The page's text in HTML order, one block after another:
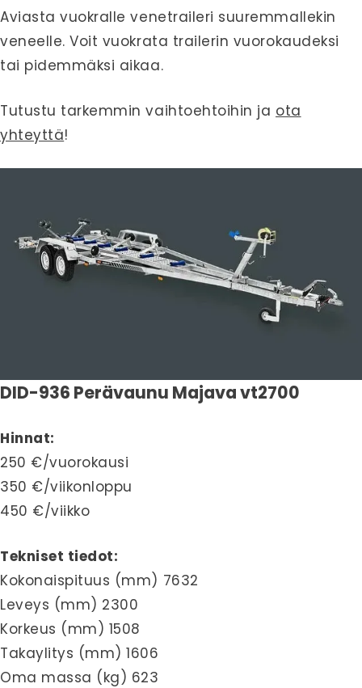
Aviasta vuokralle venetraileri suuremmallekin
veneelle. Voit vuokrata trailerin vuorokaudeksi
tai pidemmäksi aikaa.
Tutustu tarkemmin vaihtoehtoihin ja ota
yhteyttä!
DID-936 Perävaunu Majava vt2700
Hinnat:
250 €/vuorokausi
350 €/viikonloppu
450 €/viikko
Tekniset tiedot:
Kokonaispituus (mm) 7632
Leveys (mm) 2300
Korkeus (mm) 1508
Takaylitys (mm) 1606
Oma massa (kg) 623